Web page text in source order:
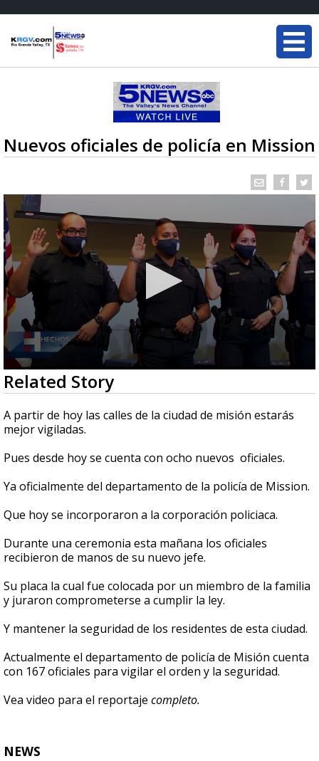
Nuevos oficiales de policía en Mission
0
seconds
of
1
minute,
13
Related Story
A partir de hoy las calles de la ciudad de misión estarás
mejor vigiladas.
Pues desde hoy se cuenta con ocho nuevos oficiales.
Ya oficialmente del departamento de la policía de Mission.
Que hoy se incorporaron a la corporación policiaca.
Durante una ceremonia esta mañana los oficiales
recibieron de manos de su nuevo jefe.
Su placa la cual fue colocada por un miembro de la familia
y juraron comprometerse a cumplir la ley.
Y mantener la seguridad de los residentes de esta ciudad.
Actualmente el departamento de policía de Misión cuenta
con 167 oficiales para vigilar el orden y la seguridad.
Vea video para el reportaje completo.
NEWS